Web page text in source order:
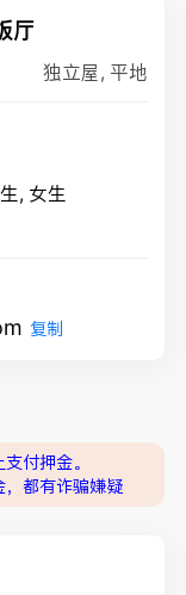
厅
独立屋, 平地
, 女生
复制
付押金。
，都有诈骗嫌疑